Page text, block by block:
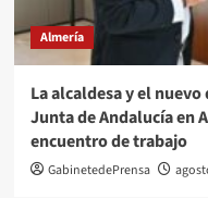
Almería
La alcaldesa y el
Junta de Andalucía en
encuentro de trabajo
GabinetedePrensa